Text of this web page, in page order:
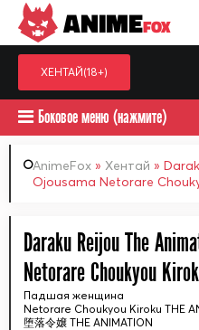
Выберите одну
ANIMEFOX
ХЕНТАЙ(18+)
Боковое меню (нажмите)
AnimeFox » Хентай »
Ojousama Netorare
Daraku Reijou The
Netorare Choukyou
Падшая женщина
Netorare Choukyou Kiroku THE
堕落令嬢 THE ANIMATION